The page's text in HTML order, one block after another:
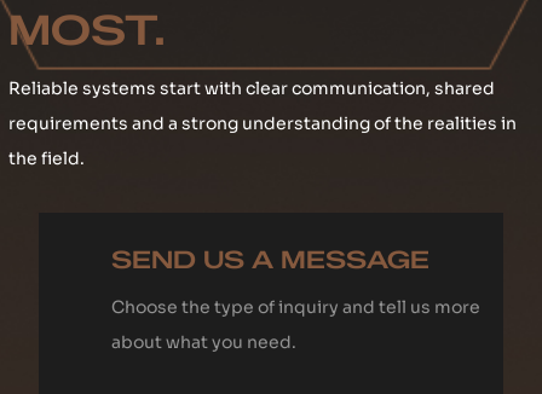
MOST.
Reliable systems start with clear communication, shared
requirements and a strong understanding of the realities in
the field.
SEND US A MESSAGE
Choose the type of inquiry and tell us more
about what you need.